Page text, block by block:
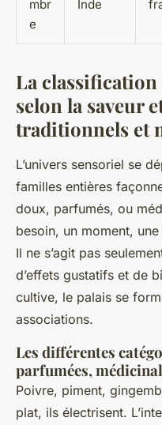
mbr
e
Inde
La
selon la saveur
traditionnels et
L’univers sensoriel se
familles entières
doux, parfumés, ou
besoin, un moment,
Il ne s’agit pas
d’effets gustatifs et de
cultive, le palais se
associations.
Les différentes
parfumées,
Poivre, piment,
plat, ils électrisent.